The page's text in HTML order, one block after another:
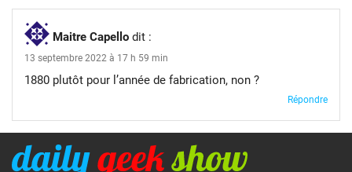
Maitre Capello dit :
13 septembre 2022 à 17 h 59 min
1880 plutôt pour l’année de fabrication, non ?
Répondre